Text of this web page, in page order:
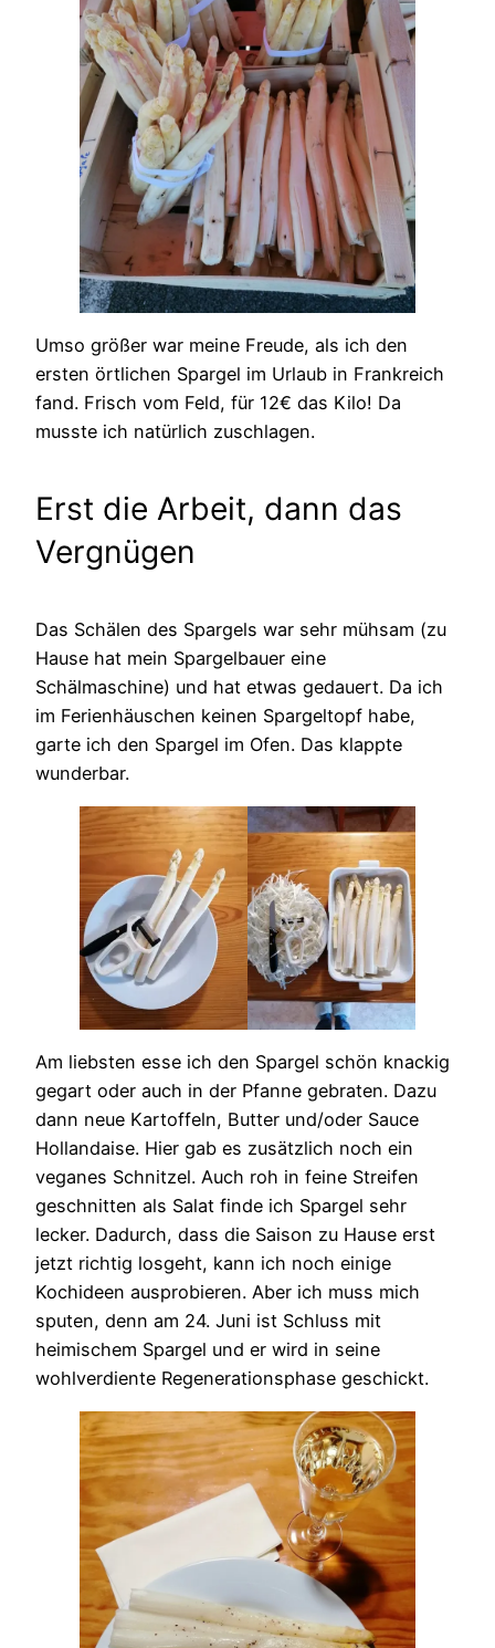
Umso größer war meine Freude, als ich den
ersten örtlichen Spargel im Urlaub in Frankreich
fand. Frisch vom Feld, für 12€ das Kilo! Da
musste ich natürlich zuschlagen.
Erst die Arbeit, dann das
Vergnügen
Das Schälen des Spargels war sehr mühsam (zu
Hause hat mein Spargelbauer eine
Schälmaschine) und hat etwas gedauert. Da ich
im Ferienhäuschen keinen Spargeltopf habe,
garte ich den Spargel im Ofen. Das klappte
wunderbar.
Am liebsten esse ich den Spargel schön knackig
gegart oder auch in der Pfanne gebraten. Dazu
dann neue Kartoffeln, Butter und/oder Sauce
Hollandaise. Hier gab es zusätzlich noch ein
veganes Schnitzel. Auch roh in feine Streifen
geschnitten als Salat finde ich Spargel sehr
lecker. Dadurch, dass die Saison zu Hause erst
jetzt richtig losgeht, kann ich noch einige
Kochideen ausprobieren. Aber ich muss mich
sputen, denn am 24. Juni ist Schluss mit
heimischem Spargel und er wird in seine
wohlverdiente Regenerationsphase geschickt.